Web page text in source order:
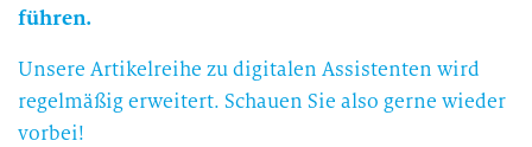
führen.
Unsere Artikelreihe zu digitalen Assistenten wird
regelmäßig erweitert. Schauen Sie also gerne wieder
vorbei!